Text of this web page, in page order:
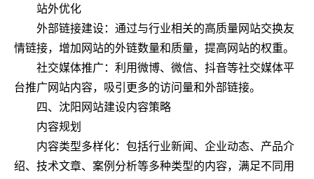
站外优化
外部链接建设：通过与行业相关的高质量网站交换友
情链接，增加网站的外链数量和质量，提高网站的权重。
社交媒体推广：利用微博、微信、抖音等社交媒体平
台推广网站内容，吸引更多的访问量和外部链接。
四、沈阳网站建设内容策略
内容规划
内容类型多样化：包括行业新闻、企业动态、产品介
绍、技术文章、案例分析等多种类型的内容，满足不同用